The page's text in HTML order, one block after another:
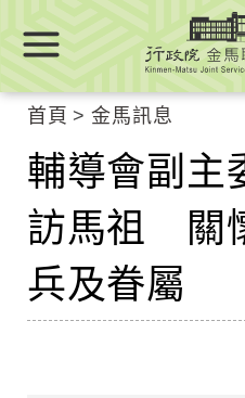
要
Center
block
首頁 金馬訊息
輔導會副主
訪馬祖 關
兵及眷屬